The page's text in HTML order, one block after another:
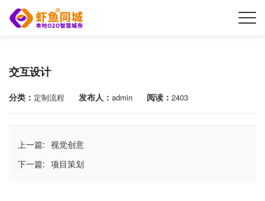
交互设计
分类： 定制流程 发布人： admin 阅读： 2403
上一篇: 视觉创意
下一篇: 项目策划